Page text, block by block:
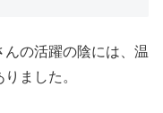
の活躍の陰には、温
ました。